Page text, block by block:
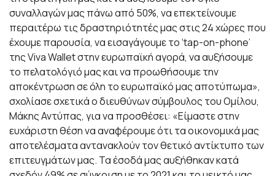
συναλλαγών μας πάνω από 50%, να επεκτείνουμε
περαιτέρω τις δραστηριότητές μας στις 24 χώρες που
έχουμε παρουσία, να εισαγάγουμε το ‘tap-on-phone’
της Viva Wallet στην ευρωπαϊκή αγορά, να αυξήσουμε
το πελατολόγιό μας και να προωθήσουμε την
αποκέντρωση σε όλη το ευρωπαϊκό μας αποτύπωμα»,
σχολίασε σχετικά ο διευθύνων σύμβουλος του Ομίλου,
Μάκης Αντύπας, για να προσθέσει: «Είμαστε στην
ευχάριστη θέση να αναφέρουμε ότι τα οικονομικά μας
αποτελέσματα αντανακλούν τον θετικό αντίκτυπο των
επιτευγμάτων μας. Τα έσοδά μας αυξήθηκαν κατά